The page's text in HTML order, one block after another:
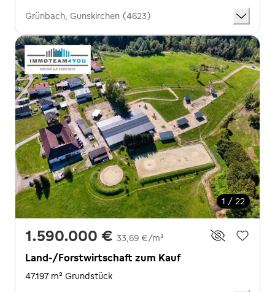
Grünbach, Gunskirchen (4623)
1 / 22
1.590.000 € 33,69 €/m²
Land-/Forstwirtschaft zum Kauf
47.197 m² Grundstück